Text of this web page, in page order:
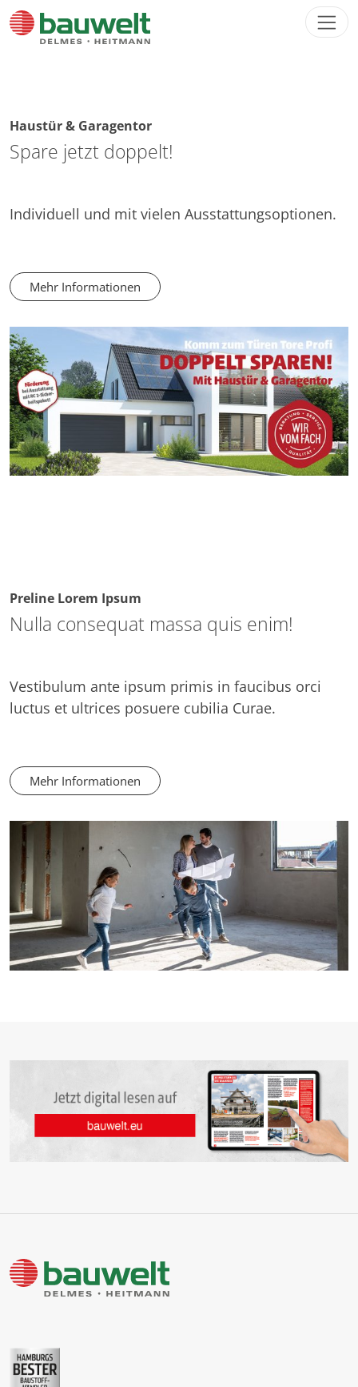
Direkt zur Hauptnavigation springen
Direkt zum Inhalt springen
Haustür & Garagentor
Spare jetzt doppelt!
Individuell und mit vielen Ausstattungsoptionen.
Mehr Informationen
Preline Lorem Ipsum
Nulla consequat massa quis enim!
Vestibulum ante ipsum primis in faucibus orci
luctus et ultrices posuere cubilia Curae.
Mehr Informationen